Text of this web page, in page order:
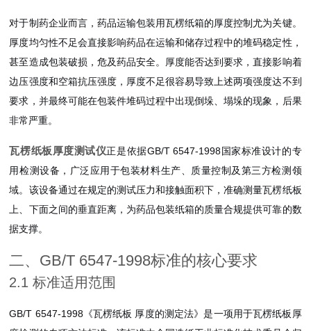
对于制药企业而言，药品运输包装用瓦楞纸箱的厚度控制尤为关键。
厚度均匀性不足会直接影响药品在运输和储存过程中的堆码稳定性，
甚至造成包装破损，危及药品安全。厚度能否达到要求，直接影响着
边压强度和空箱抗压强度，厚度不足很容易导致上述两项强度达不到
要求，并最终可能在包装件堆码过程中出现倒垛、塌垛的现象，后果
非常严重。
瓦楞纸板厚度测试仪正是依据GB/T 6547-1998国家标准设计的专
用检测设备，广泛应用于包装材料生产、质量控制及第三方检测领
域。该设备通过在规定的测试压力和接触面积下，准确测量瓦楞纸板
上、下面之间的垂直距离，为药品包装纸箱的质量合规提供可靠的数
据支撑。
二、GB/T 6547-1998标准的核心要求
2.1 标准适用范围
GB/T 6547-1998《瓦楞纸板 厚度的测定法》是一项用于瓦楞纸板厚